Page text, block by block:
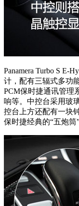
Panamera Turbo S E-
计，配有三辐式多功
PCM保时捷通讯管理
响等。中控台采用玻
控台上方还配有一块
保时捷经典的“五炮筒